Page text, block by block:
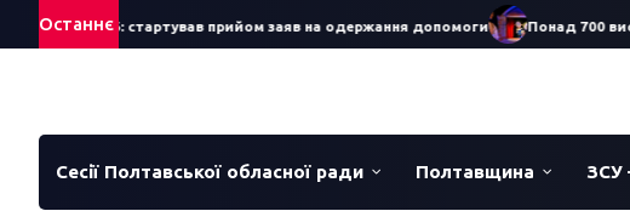
Останнє
– 2026: стартував прийом заяв на одержання допомоги Понад 700 вистав
Сесії Полтавської обласної ради Полтавщина ЗСУ